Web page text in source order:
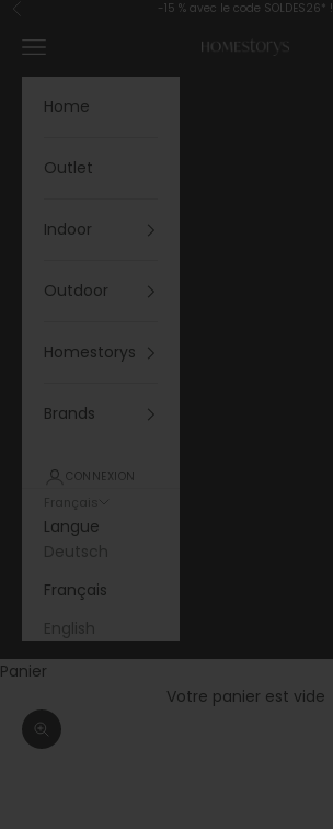
Aller au contenu
Retour -15 % avec le code SOLDES26* !
Homestorys
Menu
Home
Outlet
Indoor
Outdoor
Homestorys
Brands
CONNEXION
Français
Langue
Deutsch
Français
English
Panier
Votre panier est vide
Zoomer sur l'image